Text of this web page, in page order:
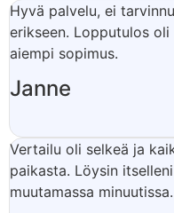
Hyvä palvelu, ei
erikseen. Lopputulos
aiempi sopimus.
Janne
Vertailu oli selkeä ja
paikasta. Löysin
muutamassa minuutissa.